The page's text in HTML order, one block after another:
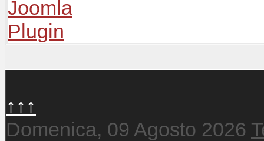
↑↑↑
Domenica, 09 Agosto 2026